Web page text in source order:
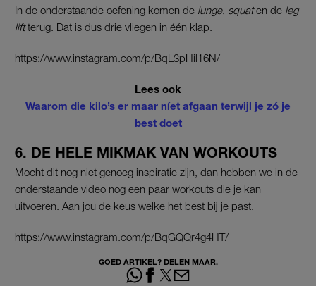
In de onderstaande oefening komen de lunge, squaten de leg
liftterug. Dat is dus drie vliegen in één klap.
https://www.instagram.com/p/BqL3pHil16N/
Lees ook
Waarom die kilo’s er maar níet afgaan terwijl je zó je
best doet
6. DE HELE MIKMAK VAN WORKOUTS
Mocht dit nog niet genoeg inspiratie zijn, dan hebben we in de
onderstaande video nog een paar workouts die je kan
uitvoeren. Aan jou de keus welke het best bij je past.
https://www.instagram.com/p/BqGQQr4g4HT/
GOED ARTIKEL? DELEN MAAR.